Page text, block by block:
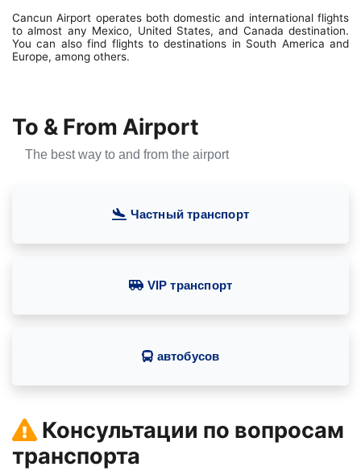
Cancun Airport operates both domestic and international flights
to almost any Mexico, United States, and Canada destination.
You can also find flights to destinations in South America and
Europe, among others.
To & From Airport
The best way to and from the airport
Частный транспорт
VIP транспорт
автобусов
Консультации по вопросам
транспорта